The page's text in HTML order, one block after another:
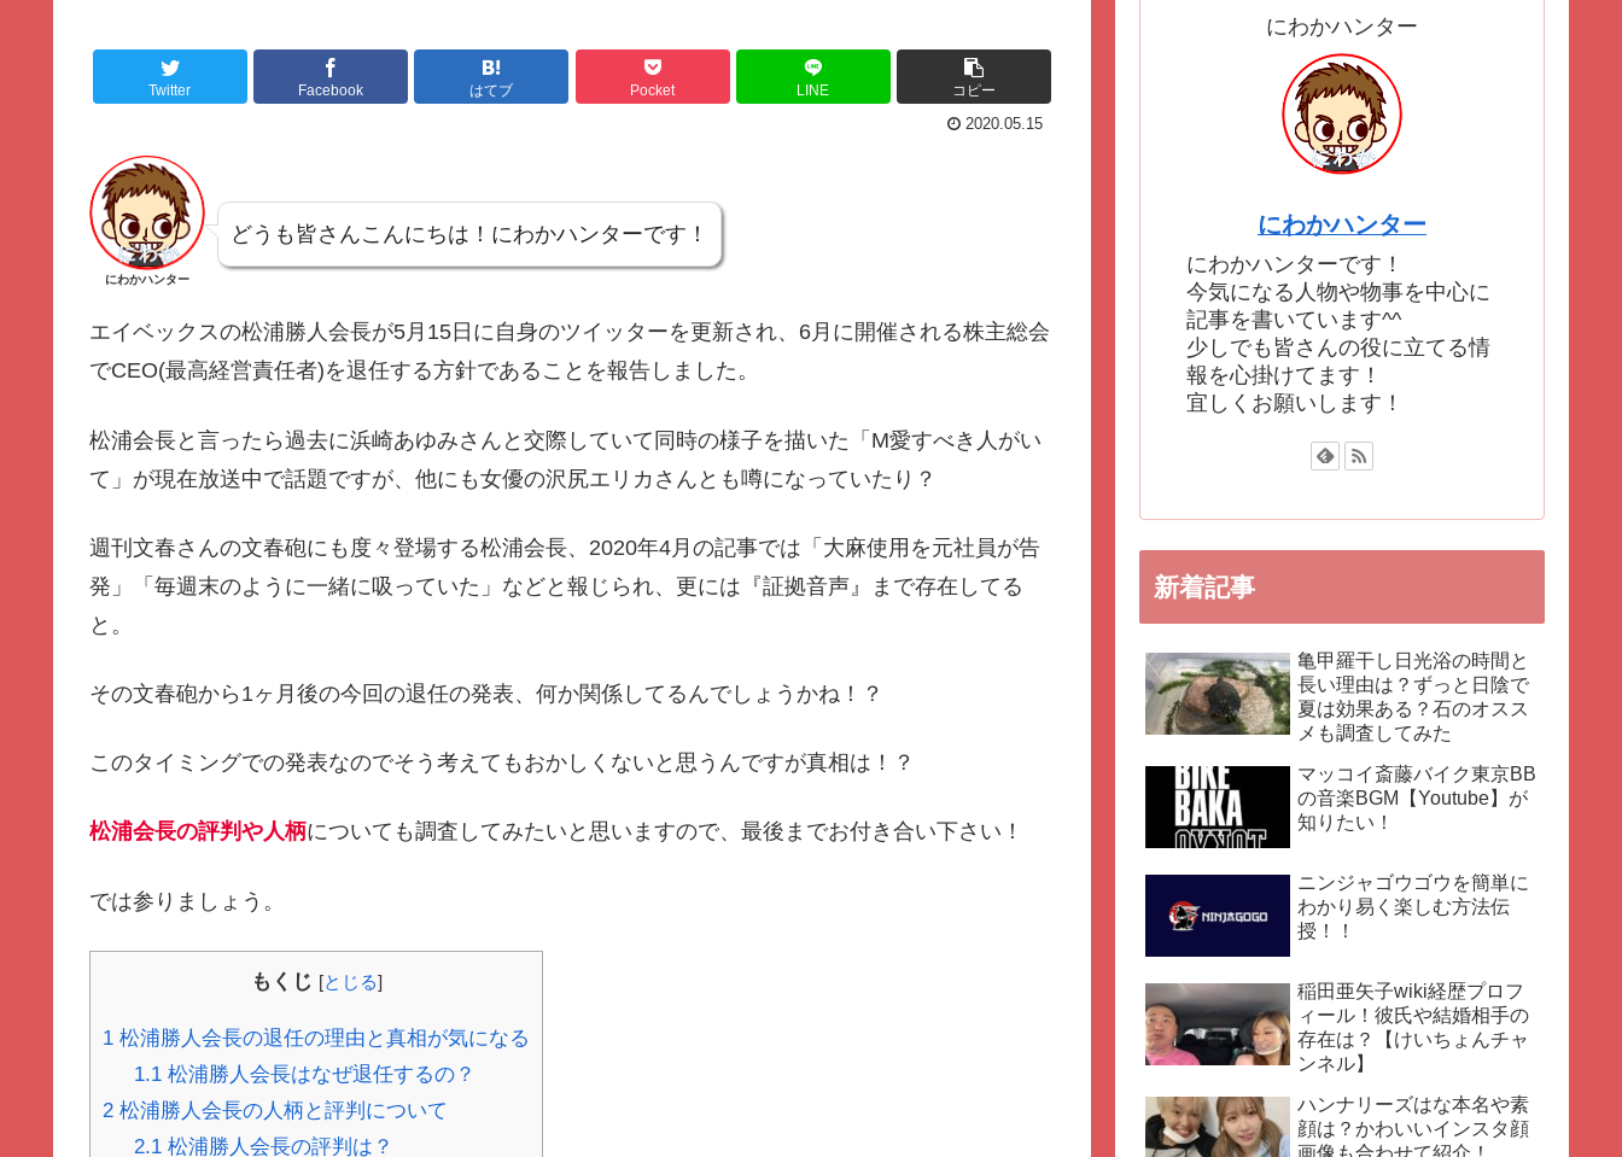
Twitter Facebook はてブ Pocket LINE コピー
2020.05.15
にわかハンター
どうも皆さんこんにちは！にわかハンターです！
エイベックスの松浦勝人会長が5月15日に自身のツイッターを更新され、6月に開催される株主総会
でCEO(最高経営責任者)を退任する方針であることを報告しました。
松浦会長と言ったら過去に浜崎あゆみさんと交際していて同時の様子を描いた「M愛すべき人がい
て」が現在放送中で話題ですが、他にも女優の沢尻エリカさんとも噂になっていたり？
週刊文春さんの文春砲にも度々登場する松浦会長、2020年4月の記事では「大麻使用を元社員が告
発」「毎週末のように一緒に吸っていた」などと報じられ、更には『証拠音声』まで存在してる
と。
その文春砲から1ヶ月後の今回の退任の発表、何か関係してるんでしょうかね！？
このタイミングでの発表なのでそう考えてもおかしくないと思うんですが真相は！？
松浦会長の評判や人柄についても調査してみたいと思いますので、最後までお付き合い下さい！
では参りましょう。
もくじ [とじる]
1 松浦勝人会長の退任の理由と真相が気になる
1.1松浦勝人会長はなぜ退任するの？
2 松浦勝人会長の人柄と評判について
2.1松浦勝人会長の評判は？
にわかハンター
にわかハンター
にわかハンターです！
今気になる人物や物事を中心に
記事を書いています^^
少しでも皆さんの役に立てる情
報を心掛けてます！
宜しくお願いします！
新着記事
亀甲羅干し日光浴の時間と
長い理由は？ずっと日陰で
夏は効果ある？石のオスス
メも調査してみた
マッコイ斎藤バイク東京BB
の音楽BGM【Youtube】が
知りたい！
ニンジャゴウゴウを簡単に
わかり易く楽しむ方法伝
授！！
稲田亜矢子wiki経歴プロフ
ィール！彼氏や結婚相手の
存在は？【けいちょんチャ
ンネル】
ハンナリーズはな本名や素
顔は？かわいいインスタ顔
画像も合わせて紹介！